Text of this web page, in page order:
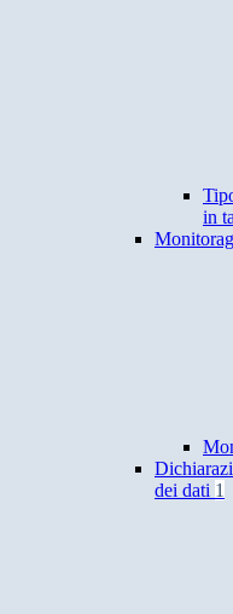
in
dei dati 1